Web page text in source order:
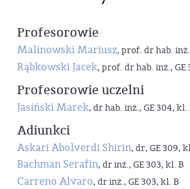
Profesorowie
Malinowski Mariusz, prof. dr hab.
Rąbkowski Jacek, prof. dr hab. inż., GE
Profesorowie uczelni
Jasiński Marek, dr hab. inż., GE 304, kl.
Adiunkci
Askari Abolverdi Shirin, dr, GE 309,
Bachman Serafin, dr inż., GE 303, kl. B
Carreno Alvaro, dr inż., GE 303, kl. B